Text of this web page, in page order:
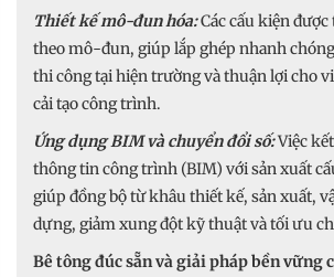
Thiết kế mô-đun hóa:Các cấu kiện
theo mô-đun, giúp lắp ghép nhanh
thi công tại hiện trường và thuận lợi cho
cải tạo công trình.
Ứng dụng BIM và chuyển đổi số:Việc
thông tin công trình (BIM) với sản xuất
giúp đồng bộ từ khâu thiết kế, sản xuất,
dựng, giảm xung đột kỹ thuật và tối ưu
Bê tông đúc sẵn và giải pháp bền vững